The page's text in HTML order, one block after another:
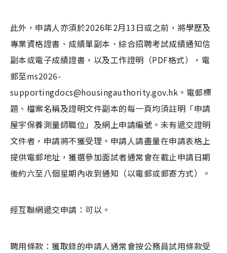
此外，申請人亦須於2026年2月13日或之前，將學歷及
專業資格證書、成績單副本、綜合招聘考試成績通知信
副本或電子成績證書，以及工作證明（PDF格式），電
郵至ms2026-
supportingdocs@housingauthority.gov.hk。電郵標
題、檔案名稱及證明文件副本的每一頁均須註明「申請
屋宇保養測量師職位」及網上申請編號。未有遞交證明
文件者，申請將不獲受理。申請人請盡量在申請表格上
提供電郵地址，獲選參加面試者通常會在截止申請日期
後約六至八個星期內收到通知（以電郵或郵寄方式）。
經互聯網遞交申請：可以。
聘用條款：獲取錄的申請人通常會按公務員試用條款受